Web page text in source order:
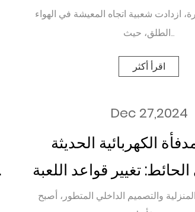
الخلفي الخاص بك
ازدادت شعبية اتجاه المعيشة في الهواء
الطلق، حيث...
اقرأ أكثر
Dec 27,2024
الكهربائية الحديثة
الحائط: تغيير قواعد اللعبة
المنزلية والتصميم
والتصميم الداخلي المتطور، أصبح